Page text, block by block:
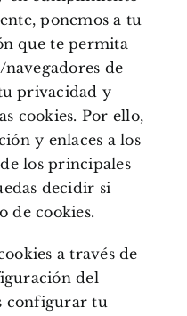
ponemos a tu
que te permita
de
privacidad y
cookies. Por ello,
y enlaces a los
los principales
decidir si
de cookies.
a través de
del
configurar tu